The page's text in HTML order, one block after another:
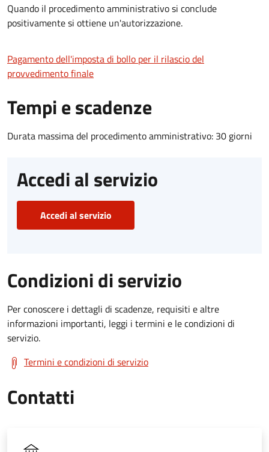
Quando il procedimento amministrativo si conclude
positivamente si ottiene un'autorizzazione.
Pagamento dell'imposta di bollo per il rilascio del
provvedimento finale
Tempi e scadenze
Durata massima del procedimento amministrativo: 30 giorni
Accedi al servizio
Accedi al servizio
Condizioni di servizio
Per conoscere i dettagli di scadenze, requisiti e altre
informazioni importanti, leggi i termini e le condizioni di
servizio.
Termini e condizioni di servizio
Contatti